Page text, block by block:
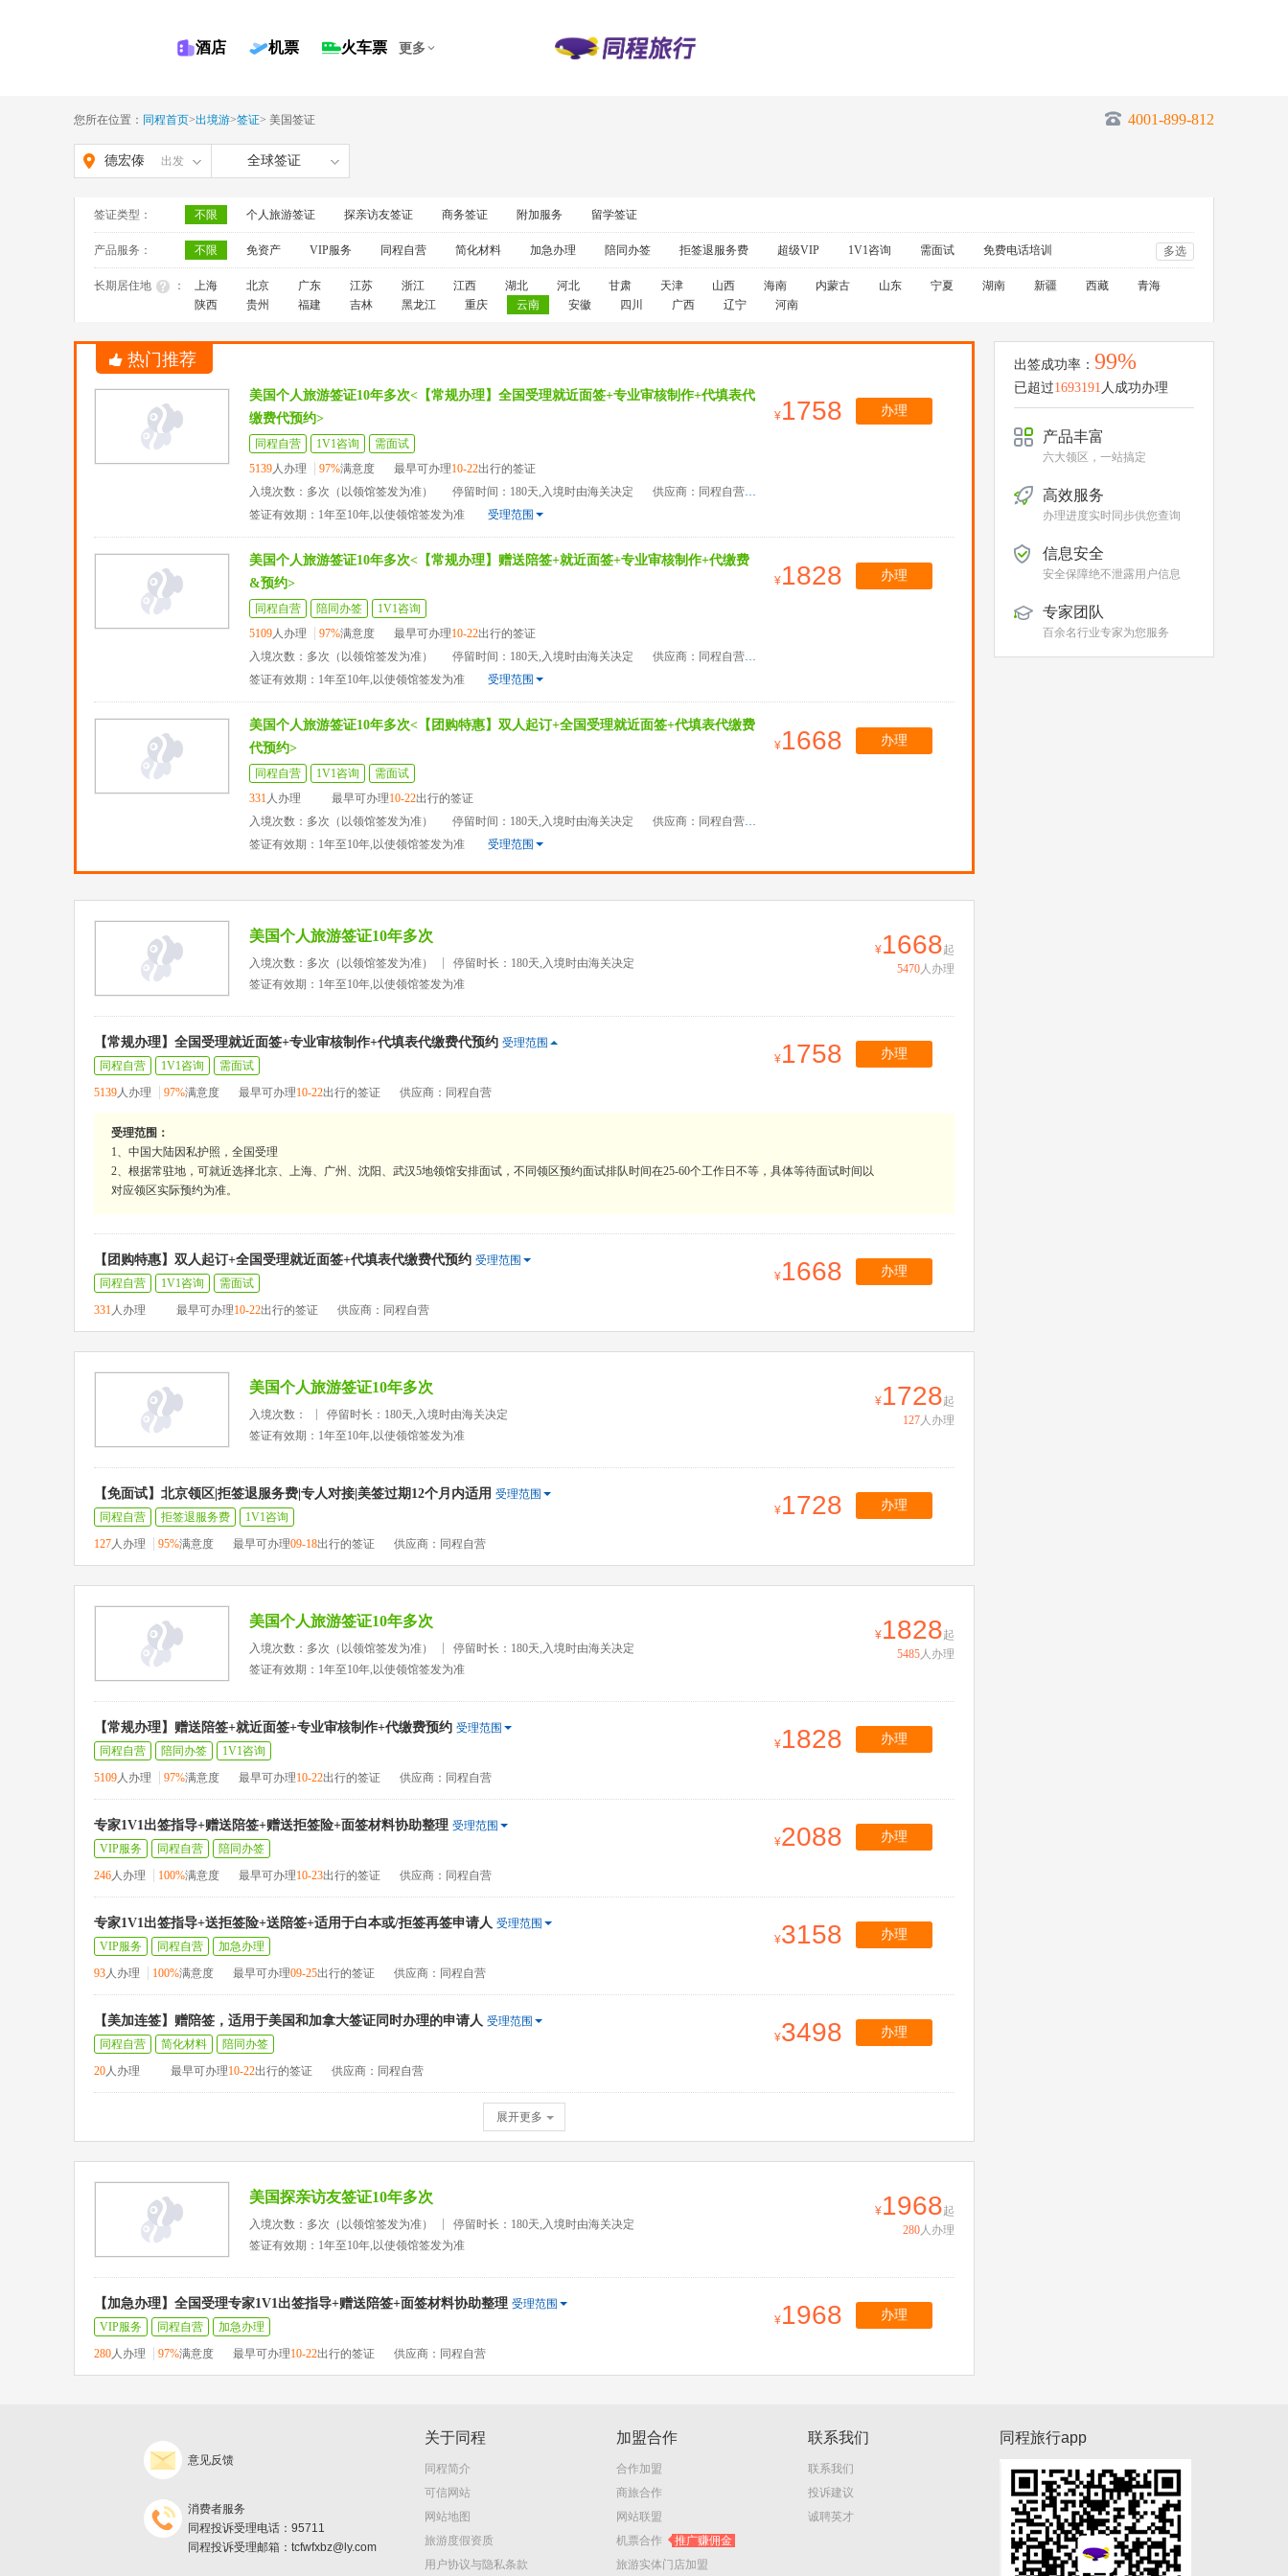
酒店 机票 火车票 更多
您所在位置： 同程首页>出境游>签证> 美国签证 4001-899-812
德宏傣
州
出发 全球签证
签证类型： 不限 个人旅游签证 探亲访友签证 商务签证 附加服务 留学签证
产品服务： 不限 免资产 VIP服务 同程自营 简化材料 加急办理 陪同办签 拒签退服务费 超级VIP 1V1咨询 需面试 免费电话培训 多选
长期居住地 ： 上海 北京 广东 江苏 浙江 江西 湖北 河北 甘肃 天津 山西 海南 内蒙古 山东 宁夏 湖南 新疆 西藏
青海
陕西
贵州 福建 吉林 黑龙江 重庆 云南 安徽 四川 广西 辽宁 河南
热门推荐
美国个人旅游签证10年多次<【常规办理】全国受理就近面签+专业审核制作+代填表代
缴费代预约>
同程自营 1V1咨询
需面试
5139人办理 97%满意度 最早可办理10-22出行的签证
入境次数：多次（以领馆签发为准）
停留时间：180天,入境时由海关决定
供应商：同程自营
签证有效期：1年至10年,以使领馆签发为准
受理范围
1758 办理
美国个人旅游签证10年多次<【常规办理】赠送陪签+就近面签+专业审核制作+代缴费
&预约>
同程自营 陪同办签
1V1咨询
5109人办理 97%满意度 最早可办理10-22出行的签证
入境次数：多次（以领馆签发为准）
停留时间：180天,入境时由海关决定
供应商：同程自营
签证有效期：1年至10年,以使领馆签发为准
受理范围
1828 办理
美国个人旅游签证10年多次<【团购特惠】双人起订+全国受理就近面签+代填表代缴费
代预约>
同程自营 1V1咨询
需面试
331人办理 最早可办理10-22出行的签证
入境次数：多次（以领馆签发为准）
停留时间：180天,入境时由海关决定
供应商：同程自营
签证有效期：1年至10年,以使领馆签发为准
受理范围
1668 办理
美国个人旅游签证10年多次
入境次数：多次（以领馆签发为准）
停留时长：180天,入境时由海关决定
签证有效期：1年至10年,以使领馆签发为准
1668起
5470人办理
【常规办理】全国受理就近面签+专业审核制作+代填表代缴费代预约 受理范围
同程自营
1V1咨询
需面试
5139人办理 97%满意度 最早可办理10-22出行的签证 供应商：同程自营
1758 办理
受理范围：
1、中国大陆因私护照，全国受理
2、根据常驻地，可就近选择北京、上海、广州、沈阳、武汉5地领馆安排面试，不同领区预约面试排队时间在25-60个工作日不等，具体等待面试时间以
对应领区实际预约为准。
【团购特惠】双人起订+全国受理就近面签+代填表代缴费代预约 受理范围
同程自营
1V1咨询
需面试
331人办理 最早可办理10-22出行的签证 供应商：同程自营
1668 办理
美国个人旅游签证10年多次
入境次数：
停留时长：180天,入境时由海关决定
签证有效期：1年至10年,以使领馆签发为准
1728起
127人办理
【免面试】北京领区|拒签退服务费|专人对接|美签过期12个月内适用 受理范围
同程自营
拒签退服务费
1V1咨询
127人办理 95%满意度 最早可办理09-18出行的签证 供应商：同程自营
1728 办理
美国个人旅游签证10年多次
入境次数：多次（以领馆签发为准）
停留时长：180天,入境时由海关决定
签证有效期：1年至10年,以使领馆签发为准
1828起
5485人办理
【常规办理】赠送陪签+就近面签+专业审核制作+代缴费预约 受理范围
同程自营
陪同办签
1V1咨询
5109人办理 97%满意度 最早可办理10-22出行的签证 供应商：同程自营
1828 办理
专家1V1出签指导+赠送陪签+赠送拒签险+面签材料协助整理 受理范围
VIP服务
同程自营
陪同办签
246人办理 100%满意度 最早可办理10-23出行的签证 供应商：同程自营
2088 办理
专家1V1出签指导+送拒签险+送陪签+适用于白本或/拒签再签申请人 受理范围
VIP服务
同程自营
加急办理
93人办理 100%满意度 最早可办理09-25出行的签证 供应商：同程自营
3158 办理
【美加连签】赠陪签，适用于美国和加拿大签证同时办理的申请人 受理范围
同程自营
简化材料
陪同办签
20人办理 最早可办理10-22出行的签证 供应商：同程自营
3498 办理
展开更多
美国探亲访友签证10年多次
入境次数：多次（以领馆签发为准）
停留时长：180天,入境时由海关决定
签证有效期：1年至10年,以使领馆签发为准
1968起
280人办理
【加急办理】全国受理专家1V1出签指导+赠送陪签+面签材料协助整理 受理范围
VIP服务
同程自营
加急办理
280人办理 97%满意度 最早可办理10-22出行的签证 供应商：同程自营
1968 办理
出签成功率： 99%
已超过1693191 人成功办理
产品丰富
六大领区，一站搞定
高效服务
办理进度实时同步供您查询
信息安全
安全保障绝不泄露用户信息
专家团队
百余名行业专家为您服务
意见反馈
消费者服务
同程投诉受理电话：95711
同程投诉受理邮箱：tcfwfxbz@ly.com
关于同程
同程简介
可信网站
网站地图
旅游度假资质
用户协议与隐私条款
加盟合作
合作加盟
商旅合作
网站联盟
机票合作
推广赚佣金
旅游实体门店加盟
联系我们
联系我们
投诉建议
诚聘英才
同程旅行app